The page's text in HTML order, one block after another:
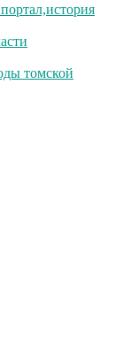
томской